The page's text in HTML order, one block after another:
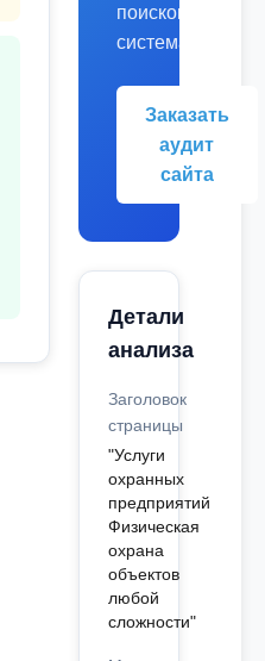
поисковых
системах.
Заказать
аудит
сайта
Детали
анализа
Заголовок
страницы
"Услуги
охранных
предприятий
Физическая
охрана
объектов
любой
сложности"